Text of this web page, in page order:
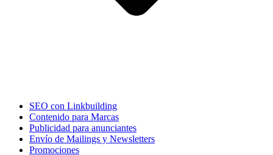
SEO con Linkbuilding
Contenido para Marcas
Publicidad para anunciantes
Envío de Mailings y Newsletters
Promociones